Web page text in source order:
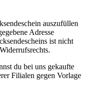
auszufüllen
Adresse
ist nicht
du bei uns gekaufte
Filialen gegen Vorlage